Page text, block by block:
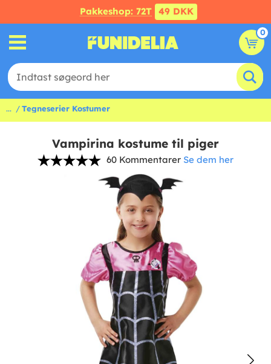
Pakkeshop: 72T 49 DKK
0
... Tegneserier Kostumer
Vampirina kostume til piger
60 Kommentarer Se dem her